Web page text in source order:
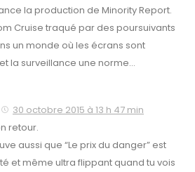
la production de Minority Report.
Cruise traqué par des poursuivants
un monde où les écrans sont
la surveillance une norme…
30 octobre 2015 à 13 h 47 min
retour.
aussi que “Le prix du danger” est
et même ultra flippant quand tu vois